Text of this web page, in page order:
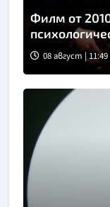
Филм от
08 август | 11:49